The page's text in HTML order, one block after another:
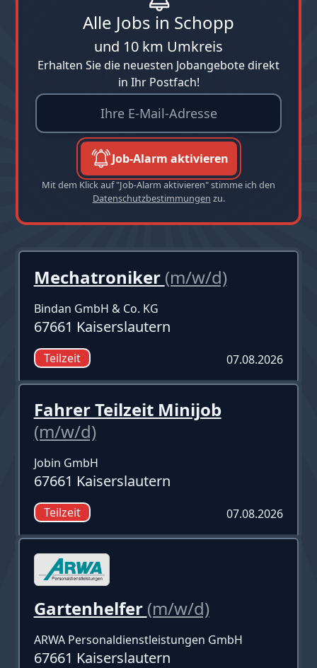
Alle Jobs in Schopp
und 10 km Umkreis
Erhalten Sie die neuesten Jobangebote direkt
in Ihr Postfach!
Job-Alarm aktivieren
Mit dem Klick auf "Job-Alarm aktivieren" stimme ich den
Datenschutzbestimmungen zu.
Mechatroniker (m/w/d)
Bindan GmbH & Co. KG
67661 Kaiserslautern
Teilzeit 07.08.2026
Fahrer Teilzeit Minijob
(m/w/d)
Jobin GmbH
67661 Kaiserslautern
Teilzeit 07.08.2026
Gartenhelfer (m/w/d)
ARWA Personaldienstleistungen GmbH
67661 Kaiserslautern